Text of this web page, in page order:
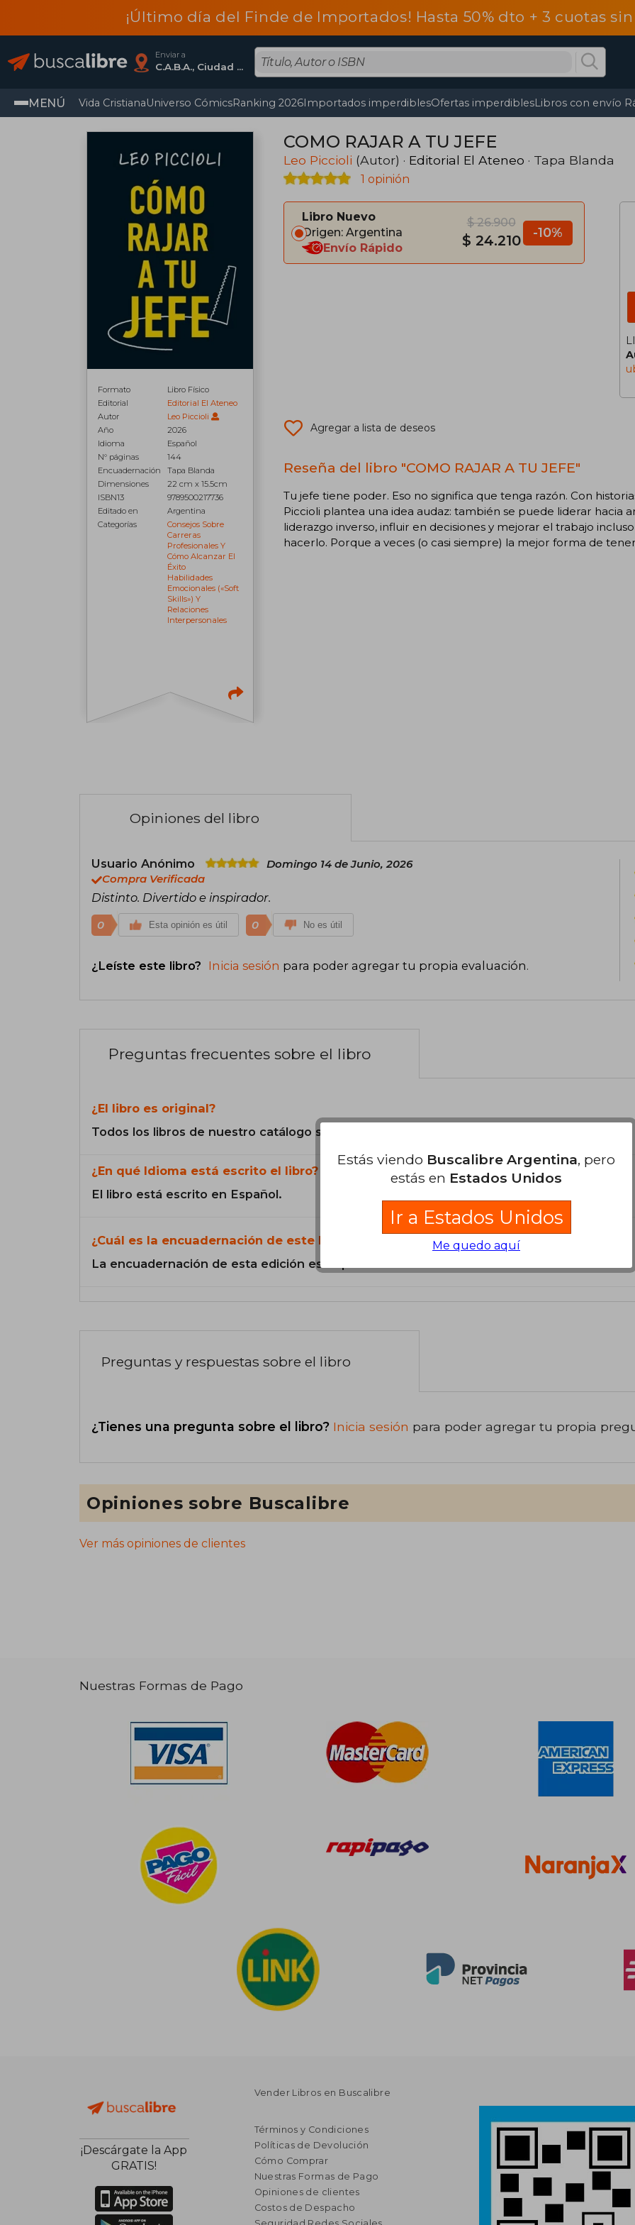
¡Último día del Finde de Importados! Hasta 50% dto + 3 cuotas
Enviar a
C.A.B.A., Ciudad Autónoma De Buenos Aires
MENÚ Vida CristianaUniverso CómicsRanking 2026Importados imperdiblesOfertas imperdiblesLibros con envío
Formato
Libro Físico
Editorial
Editorial El Ateneo
Autor
Leo Piccioli
Año
2026
Idioma
Español
N° páginas
144
Encuadernación
Tapa Blanda
Dimensiones
22 cm x 15.5cm
ISBN13
9789500217736
Editado en
Argentina
Categorías
Consejos Sobre
Carreras
Profesionales Y
Cómo Alcanzar El
Éxito
Habilidades
Emocionales («soft
Skills») Y
Relaciones
Interpersonales
COMO RAJAR A TU JEFE
Leo Piccioli (Autor) · Editorial El Ateneo · Tapa Blanda
1 opinión
Libro Nuevo
Origen: Argentina
Envío Rápido
$ 26.900
$ 24.210 -10%
Agregar a lista de deseos
Reseña del libro "COMO RAJAR A TU JEFE"
Tu jefe tiene poder. Eso no significa que tenga razón. Con
Piccioli plantea una idea audaz: también se puede liderar hacia
liderazgo inverso, influir en decisiones y mejorar el trabajo
hacerlo. Porque a veces (o casi siempre) la mejor forma de
Opiniones del libro
Usuario Anónimo
Domingo 14 de Junio, 2026
Compra Verificada
Distinto. Divertido e inspirador.
0 Esta opinión es útil 0 No es útil
¿Leíste este libro? Inicia sesión para poder agregar tu propia evaluación.
Preguntas frecuentes sobre el libro
¿El libro es original?
Todos los libros de nuestro catálogo son Originales.
¿En qué Idioma está escrito el libro?
El libro está escrito en Español.
¿Cuál es la encuadernación de este libro?
La encuadernación de esta edición es Tapa Blanda.
Preguntas y respuestas sobre el libro
¿Tienes una pregunta sobre el libro? Inicia sesión para poder agregar tu propia
Opiniones sobre Buscalibre
Ver más opiniones de clientes
Nuestras Formas de Pago
¡Descárgate la App
GRATIS!
Vender Libros en Buscalibre
Términos y Condiciones
Políticas de Devolución
Cómo Comprar
Nuestras Formas de Pago
Opiniones de clientes
Costos de Despacho
Estás viendo Buscalibre Argentina, pero
estás en Estados Unidos
Ir a Estados Unidos
Me quedo aquí